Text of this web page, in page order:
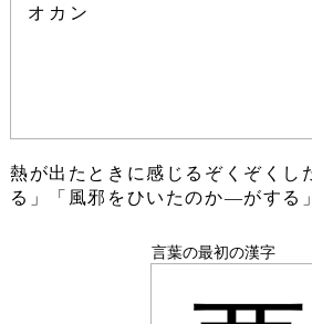
オカン
熱が出たときに感じるぞくぞくし
る」「風邪をひいたのか―がする」
言葉の最初の漢字